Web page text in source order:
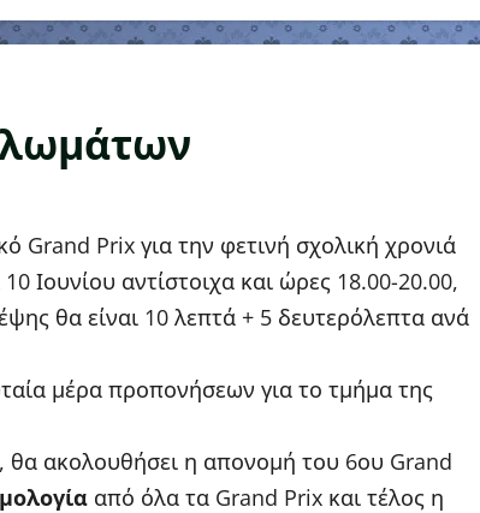
Grand Prix για την φετινή σχολική χρονιά
Ιουνίου αντίστοιχα και ώρες 18.00-20.00,
θα είναι 10 λεπτά + 5 δευτερόλεπτα ανά
μέρα προπονήσεων για το τμήμα της
ακολουθήσει η απονομή του 6ου Grand
από όλα τα Grand Prix και τέλος η